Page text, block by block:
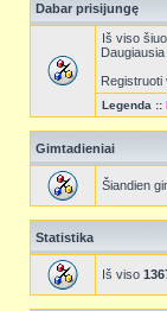
Dabar prisijungę
Iš viso
Registruoti
Legenda ::
Gimtadieniai
Šiandien
Statistika
Iš viso